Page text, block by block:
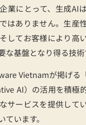
業にとって、生成AI
はありません。生産
してお客様により高
基盤となり得る技術
Vietnamが掲げる
AI）の活用を積極
サービスを提供して
います。